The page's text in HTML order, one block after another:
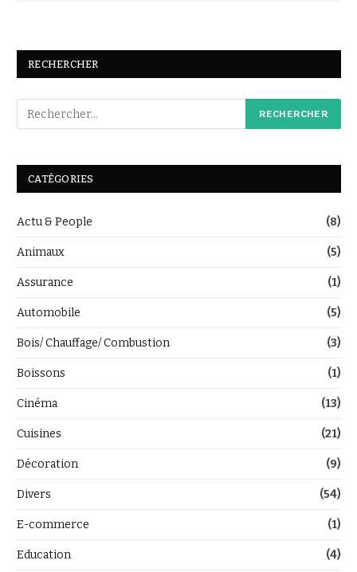
RECHERCHER
CATÉGORIES
Actu & People (8)
Animaux (5)
Assurance (1)
Automobile (5)
Bois/ Chauffage/ Combustion (3)
Boissons (1)
Cinéma (13)
Cuisines (21)
Décoration (9)
Divers (54)
E-commerce (1)
Education (4)